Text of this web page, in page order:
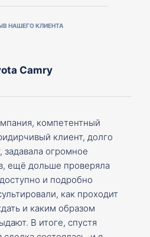
НАШЕГО КЛИЕНТА
Camry
компетентный
клиент, долго
огромное
ещё дольше проверяла
и подробно
как проходит
и каким образом
В итоге, спустя